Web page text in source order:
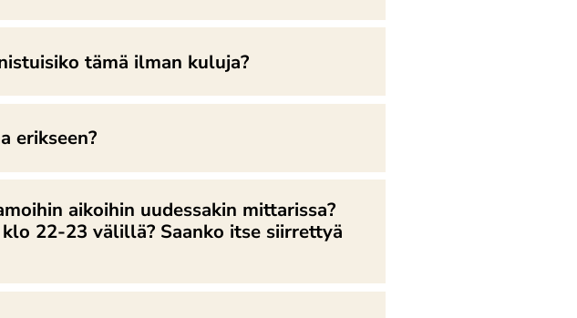
tämä ilman kuluja?
erikseen?
aikoihin uudessakin mittarissa?
22-23 välillä? Saanko itse siirrettyä